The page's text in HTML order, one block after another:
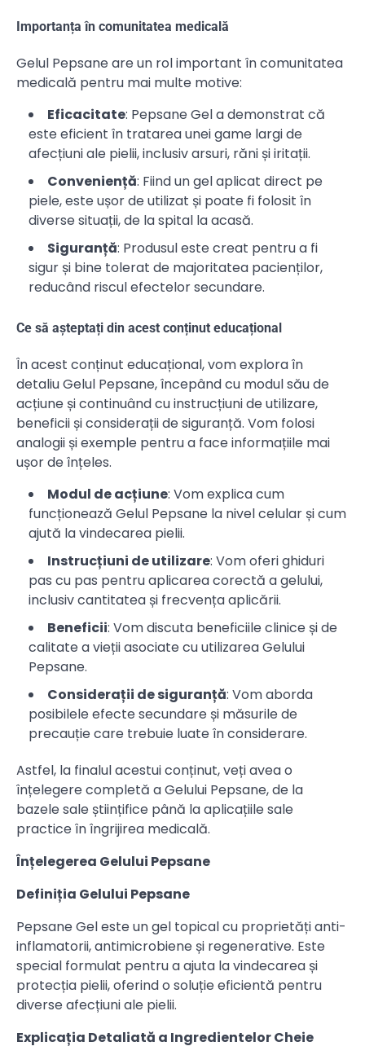
Importanța în comunitatea medicală
Gelul Pepsane are un rol important în comunitatea
medicală pentru mai multe motive:
Eficacitate: Pepsane Gel a demonstrat că
este eficient în tratarea unei game largi de
afecțiuni ale pielii, inclusiv arsuri, răni și iritații.
Conveniență: Fiind un gel aplicat direct pe
piele, este ușor de utilizat și poate fi folosit în
diverse situații, de la spital la acasă.
Siguranță: Produsul este creat pentru a fi
sigur și bine tolerat de majoritatea pacienților,
reducând riscul efectelor secundare.
Ce să așteptați din acest conținut educațional
În acest conținut educațional, vom explora în
detaliu Gelul Pepsane, începând cu modul său de
acțiune și continuând cu instrucțiuni de utilizare,
beneficii și considerații de siguranță. Vom folosi
analogii și exemple pentru a face informațiile mai
ușor de înțeles.
Modul de acțiune: Vom explica cum
funcționează Gelul Pepsane la nivel celular și cum
ajută la vindecarea pielii.
Instrucțiuni de utilizare: Vom oferi ghiduri
pas cu pas pentru aplicarea corectă a gelului,
inclusiv cantitatea și frecvența aplicării.
Beneficii: Vom discuta beneficiile clinice și de
calitate a vieții asociate cu utilizarea Gelului
Pepsane.
Considerații de siguranță: Vom aborda
posibilele efecte secundare și măsurile de
precauție care trebuie luate în considerare.
Astfel, la finalul acestui conținut, veți avea o
înțelegere completă a Gelului Pepsane, de la
bazele sale științifice până la aplicațiile sale
practice în îngrijirea medicală.
Înțelegerea Gelului Pepsane
Definiția Gelului Pepsane
Pepsane Gel este un gel topical cu proprietăți anti-
inflamatorii, antimicrobiene și regenerative. Este
special formulat pentru a ajuta la vindecarea și
protecția pielii, oferind o soluție eficientă pentru
diverse afecțiuni ale pielii.
Explicația Detaliată a Ingredientelor Cheie